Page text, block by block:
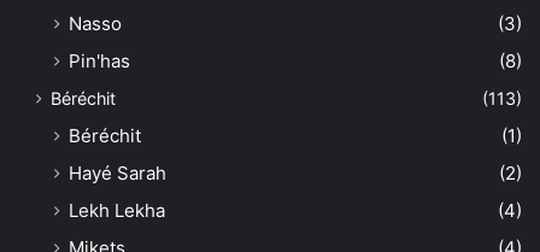
Nasso
(3)
Pin'has
(8)
Béréchit (113)
Béréchit
(1)
Hayé Sarah
(2)
Lekh Lekha
(4)